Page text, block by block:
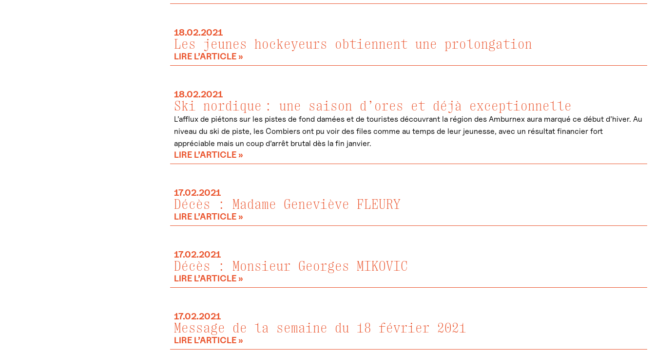
18.02.2021
Les jeunes hockeyeurs obtiennent une prolongation
LIRE L’ARTICLE »
18.02.2021
Ski nordique : une saison d’ores et déjà exceptionnelle
L’afflux de piétons sur les pistes de fond damées et de touristes découvrant la région des Amburnex aura marqué ce début d’hiver. Au
niveau du ski de piste, les Combiers ont pu voir des files comme au temps de leur jeunesse, avec un résultat financier fort
appréciable mais un coup d’arrêt brutal dès la fin janvier.
LIRE L’ARTICLE »
17.02.2021
Décès : Madame Geneviève FLEURY
LIRE L’ARTICLE »
17.02.2021
Décès : Monsieur Georges MIKOVIC
LIRE L’ARTICLE »
17.02.2021
Message de la semaine du 18 février 2021
LIRE L’ARTICLE »